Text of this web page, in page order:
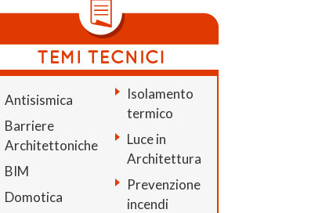
Antisismica
Barriere
Architettoniche
BIM
Domotica
Isolamento
termico
Luce in
Architettura
Prevenzione
incendi